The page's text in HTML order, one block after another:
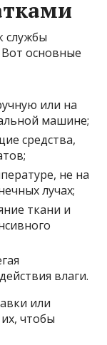
службы
Вот основные
или на
машине;
средства,
не на
лучах;
ткани и
влаги.
или
чтобы